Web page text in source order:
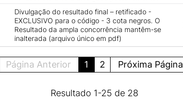
Divulgação do resultado final – retificado -
EXCLUSIVO para o código - 3 cota negros. O
Resultado da ampla concorrência mantêm-se
inalterada (arquivo único em pdf)
Página Anterior 1 2 Próxima Página
Resultado 1-25 de 28